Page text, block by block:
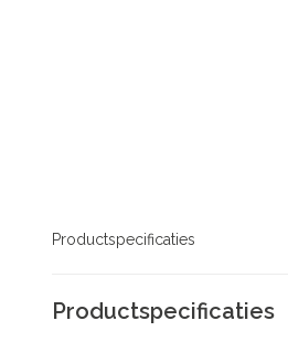
Productspecificaties
Productspecificaties